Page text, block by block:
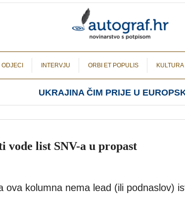
ODJECI INTERVJU ORBI ET POPULIS KULTURA
UKRAJINA ČIM PRIJE U
vode list SNV-a u propast
ova kolumna nema lead (ili podnaslov)